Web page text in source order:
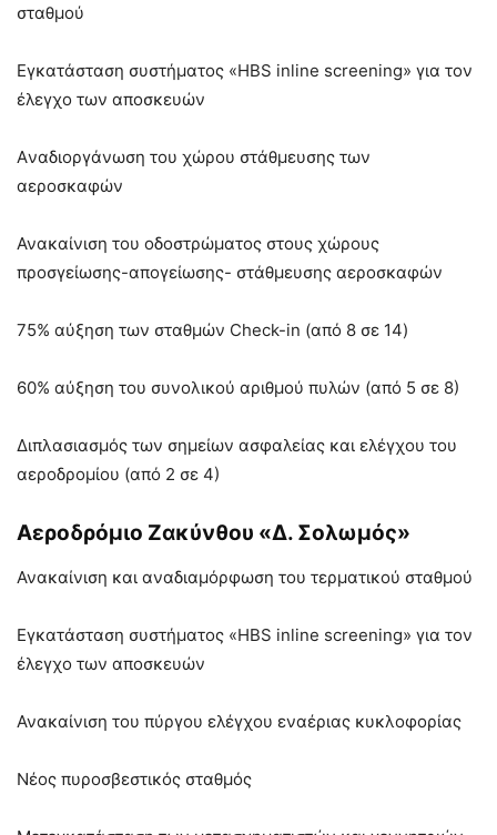
σταθμού
Εγκατάσταση συστήματος «HBS inline screening» για τον
έλεγχο των αποσκευών
Aναδιοργάνωση του χώρου στάθμευσης των
αεροσκαφών
Ανακαίνιση του οδοστρώματος στους χώρους
προσγείωσης-απογείωσης- στάθμευσης αεροσκαφών
75% αύξηση των σταθμών Check-in (από 8 σε 14)
60% αύξηση του συνολικού αριθμού πυλών (από 5 σε 8)
Διπλασιασμός των σημείων ασφαλείας και ελέγχου του
αεροδρομίου (από 2 σε 4)
Αεροδρόμιο Ζακύνθου «Δ. Σολωμός»
Ανακαίνιση και αναδιαμόρφωση του τερματικού σταθμού
Εγκατάσταση συστήματος «HBS inline screening» για τον
έλεγχο των αποσκευών
Ανακαίνιση του πύργου ελέγχου εναέριας κυκλοφορίας
Νέος πυροσβεστικός σταθμός